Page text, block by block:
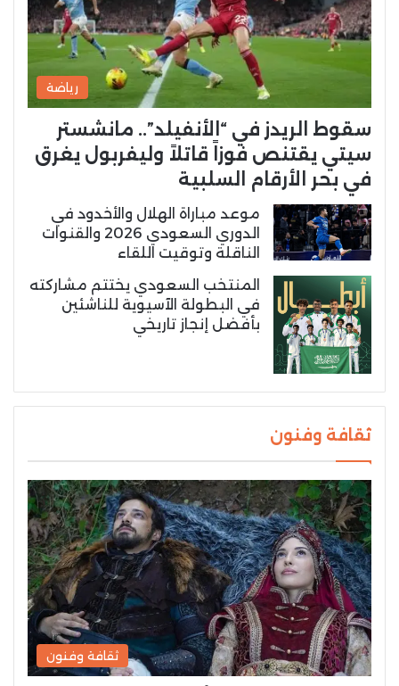
رياضة
سقوط الريدز في “الأنفيلد”.. مانشستر
سيتي يقتنص فوزاً قاتلاً وليفربول يغرق
في بحر الأرقام السلبية
موعد مباراة الهلال والأخدود في
الدوري السعودي 2026 والقنوات
الناقلة وتوقيت اللقاء
المنتخب السعودي يختتم مشاركته
في البطولة الآسيوية للناشئين
بأفضل إنجاز تاريخي
ثقافة وفنون
ثقافة وفنون